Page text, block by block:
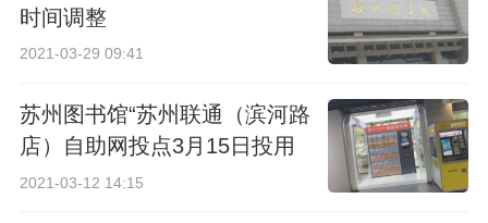
时间调整
2021-03-29 09:41
苏州图书馆“苏州联通（滨河路
店）自助网投点3月15日投用
2021-03-12 14:15